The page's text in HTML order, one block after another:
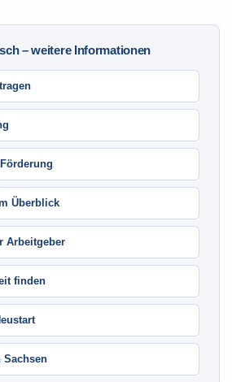
– weitere Informationen
Überblick
Arbeitgeber
finden
Sachsen